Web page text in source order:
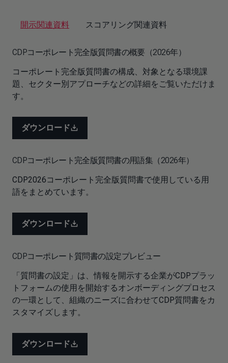
開示関連資料 スコアリング関連資料
CDPコーポレート完全版質問書の概要（2026年）
コーポレート完全版質問書の構成、対象となる環境課
題、セクター別アプローチなどの詳細をご覧いただけま
す。
ダウンロード
CDPコーポレート完全版質問書の用語集（2026年）
CDP2026コーポレート完全版質問書で使用している用
語をまとめています。
ダウンロード
CDPコーポレート質問書の設定プレビュー
「質問書の設定」は、情報を開示する企業がCDPプラッ
トフォームの使用を開始するオンボーディングプロセス
の一環として、組織のニーズに合わせてCDP質問書をカ
スタマイズします。
ダウンロード